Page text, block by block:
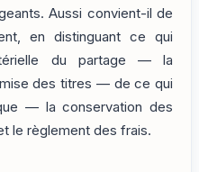
Aussi convient-il de
en distinguant ce qui
du partage — la
des titres — de ce qui
— la conservation des
le règlement des frais.